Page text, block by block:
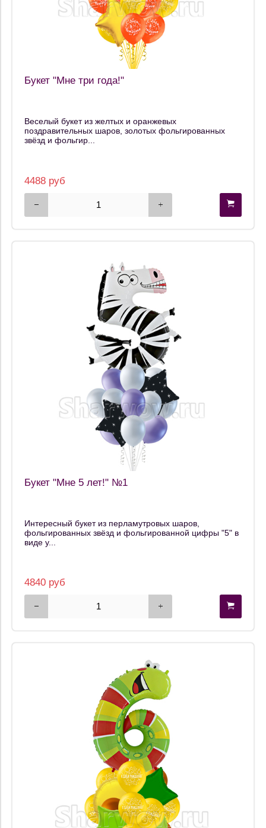
Букет "Мне три года!"
Веселый букет из желтых и оранжевых
поздравительных шаров, золотых фольгированных
звёзд и фольгир...
4488 руб
Букет "Мне 5 лет!" №1
Интересный букет из перламутровых шаров,
фольгированных звёзд и фольгированной цифры "5" в
виде у...
4840 руб